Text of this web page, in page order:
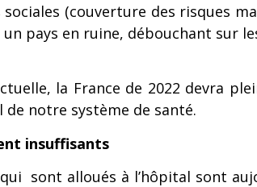
sociales (couverture des risques
pays en ruine, débouchant sur
la France de 2022 devra
notre système de santé.
insuffisants
sont alloués à l’hôpital sont